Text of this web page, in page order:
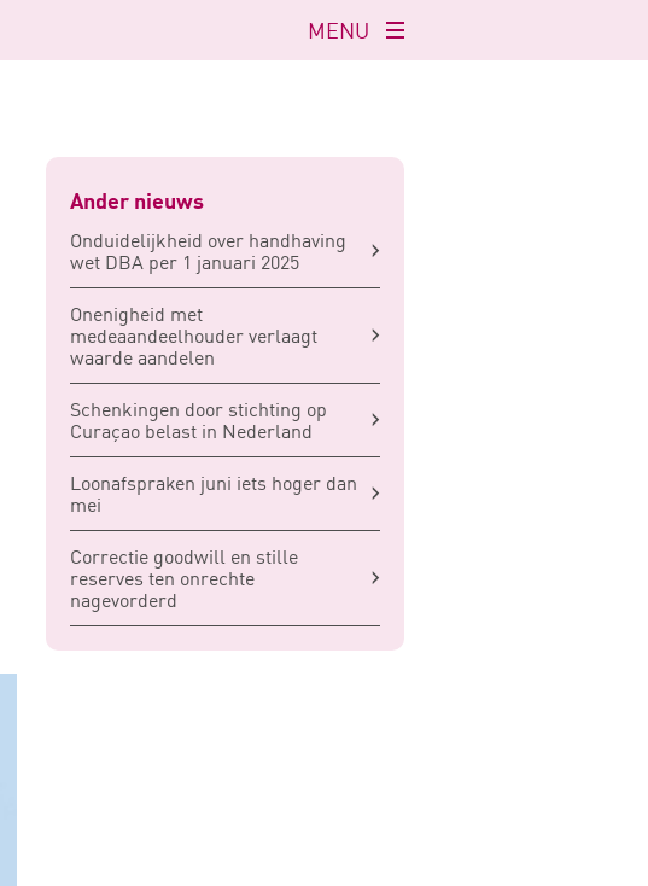
Navigatie
openen
MENU
Ander nieuws
Onduidelijkheid over handhaving
wet DBA per 1 januari 2025
Onenigheid met
medeaandeelhouder verlaagt
waarde aandelen
Schenkingen door stichting op
Curaçao belast in Nederland
Loonafspraken juni iets hoger dan
mei
Correctie goodwill en stille
reserves ten onrechte
nagevorderd